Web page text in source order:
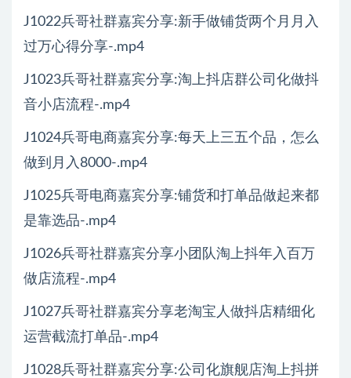
J1022兵哥社群嘉宾分享:新手做铺货两个月月入
过万心得分享-.mp4
J1023兵哥社群嘉宾分享:淘上抖店群公司化做抖
音小店流程-.mp4
J1024兵哥电商嘉宾分享:每天上三五个品，怎么
做到月入8000-.mp4
J1025兵哥电商嘉宾分享:铺货和打单品做起来都
是靠选品-.mp4
J1026兵哥社群嘉宾分享小团队淘上抖年入百万
做店流程-.mp4
J1027兵哥社群嘉宾分享老淘宝人做抖店精细化
运营截流打单品-.mp4
J1028兵哥社群嘉宾分享:公司化旗舰店淘上抖拼